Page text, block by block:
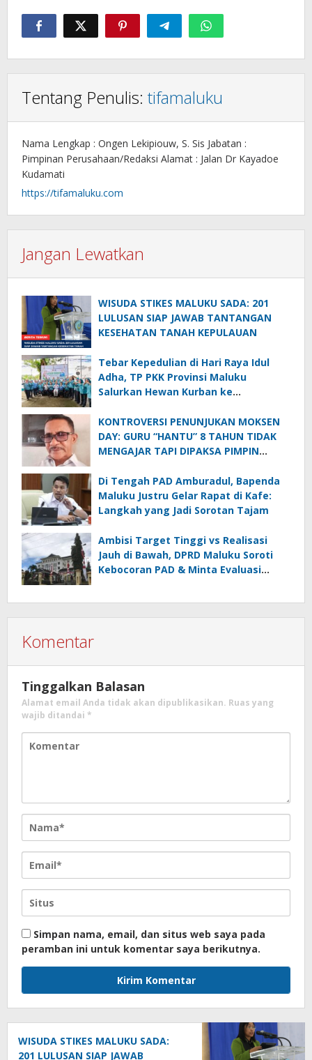
Tentang Penulis: tifamaluku
Nama Lengkap : Ongen Lekipiouw, S. Sis Jabatan :
Pimpinan Perusahaan/Redaksi Alamat : Jalan Dr Kayadoe
Kudamati
https://tifamaluku.com
Jangan Lewatkan
WISUDA STIKES MALUKU SADA: 201
LULUSAN SIAP JAWAB TANTANGAN
KESEHATAN TANAH KEPULAUAN
Tebar Kepedulian di Hari Raya Idul
Adha, TP PKK Provinsi Maluku
Salurkan Hewan Kurban ke
KONTROVERSI PENUNJUKAN MOKSEN
DAY: GURU “HANTU” 8 TAHUN TIDAK
MENGAJAR TAPI DIPAKSA PIMPIN
Di Tengah PAD Amburadul, Bapenda
Maluku Justru Gelar Rapat di Kafe:
Langkah yang Jadi Sorotan Tajam
Ambisi Target Tinggi vs Realisasi
Jauh di Bawah, DPRD Maluku Soroti
Kebocoran PAD & Minta Evaluasi
Komentar
Tinggalkan Balasan
Alamat email Anda tidak akan dipublikasikan. Ruas yang
wajib ditandai *
Simpan nama, email, dan situs web saya pada
peramban ini untuk komentar saya berikutnya.
WISUDA STIKES MALUKU SADA:
201 LULUSAN SIAP JAWAB